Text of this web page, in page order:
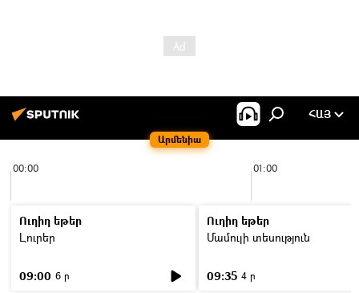
Արմենիա
ՀԱՅ
00:00 01:00
Ուղիղ եթեր
Լուրեր
09:00 6 ր
Ուղիղ եթեր
Մամուլի տեսություն
09:35 4 ր